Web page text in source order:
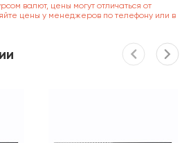
валют, цены могут отличаться от
цены у менеджеров по телефону или в